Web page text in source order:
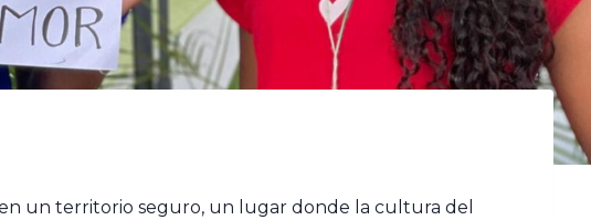
un territorio seguro, un lugar donde la cultura del